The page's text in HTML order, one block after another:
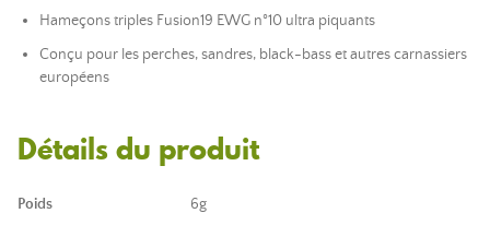
Hameçons triples Fusion19 EWG n°10 ultra piquants
Conçu pour les perches, sandres, black-bass et autres carnassiers
européens
Détails du produit
Poids
6g